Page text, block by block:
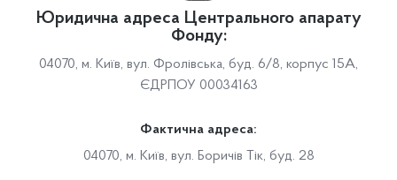
Юридична адреса Центрального апарату
Фонду:
04070, м. Київ, вул. Фролівська, буд. 6/8, корпус 15А,
ЄДРПОУ 00034163
Фактична адреса:
04070, м. Київ, вул. Боричів Тік, буд. 28